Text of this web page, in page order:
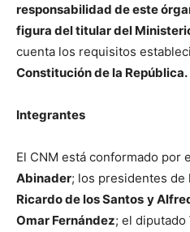
responsabilidad de este
figura del titular del
cuenta los requisitos
Constitución de la República.
Integrantes
El CNM está conformado por
Abinader; los presidentes de
Ricardo de los Santos y
Omar Fernández; el diputado